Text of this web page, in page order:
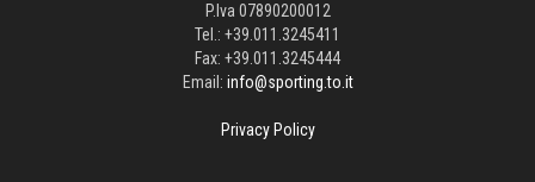
P.Iva 07890200012
Tel.: +39.011.3245411
Fax: +39.011.3245444
Email: info@sporting.to.it
Privacy Policy